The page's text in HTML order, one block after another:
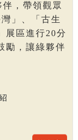
，帶領觀眾
」、「古生
展區進行20分
勵，讓綠夥伴